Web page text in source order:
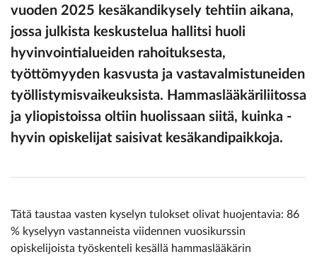
vuoden 2025 kesäkandikysely tehtiin aikana,
jossa julkista keskustelua hallitsi huoli
hyvinvointialueiden rahoituksesta,
työttömyyden kasvusta ja vastavalmistuneiden
työllistymisvaikeuksista. Hammaslääkäriliitossa
ja yliopistoissa oltiin huolissaan siitä, kuinka ­
hyvin opiskelijat saisivat kesäkandipaikkoja.
Tätä taustaa vasten kyselyn tulokset olivat huojentavia: 86
% kyselyyn vastanneista viidennen vuosikurssin
opiskelijoista työskenteli kesällä hammaslääkärin